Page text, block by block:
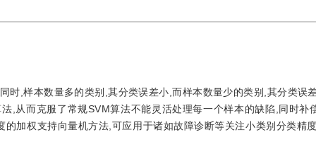
时,样本数量多的类别,其分类误差小,而样本数量少的类别,其分类误
,从而克服了常规SVM算法不能灵活处理每一个样本的缺陷,同时补
加权支持向量机方法,可应用于诸如故障诊断等关注小类别分类精